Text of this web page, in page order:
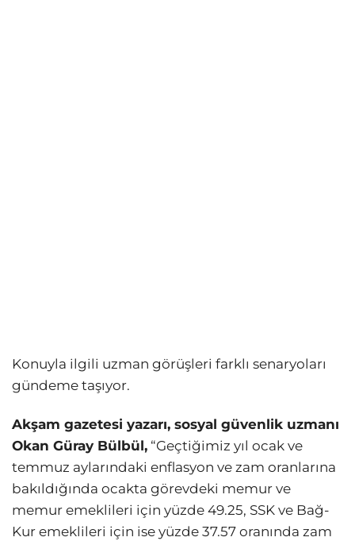
Konuyla ilgili uzman görüşleri farklı senaryoları
gündeme taşıyor.
Akşam gazetesi yazarı, sosyal güvenlik uzmanı
Okan Güray Bülbül, “Geçtiğimiz yıl ocak ve
temmuz aylarındaki enflasyon ve zam oranlarına
bakıldığında ocakta görevdeki memur ve
memur emeklileri için yüzde 49.25, SSK ve Bağ-
Kur emeklileri için ise yüzde 37.57 oranında zam